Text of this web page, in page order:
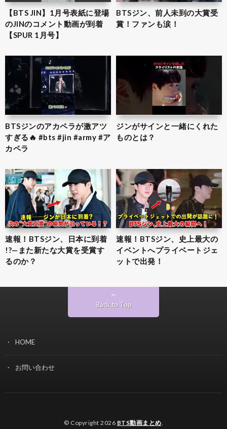
【BTS JIN】1月号表紙に登場
のJINのコメント動画が到着
【SPUR 1月号】
BTSジン、前人未到の大賞受
賞！ファンも涙！
BTSジンのアカペラが激アツ
すぎる🔥 #bts #jin #army #ア
カペラ
ジンがサインと一緒にくれた
ものとは？
速報！BTSジン、日本に到着
!?—また新たな大賞を受賞す
るのか？
速報！BTSジン、史上最大の
イベントへプライベートジェ
ットで出発！
Back to Top
HOME
お問い合わせ
© Copyright 2026 BTS動画まとめ.